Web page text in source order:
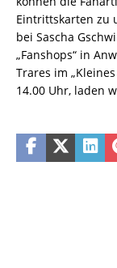
Eintrittskarten zu
bei Sascha
„Fanshops“ in
Trares im
14.00 Uhr, laden